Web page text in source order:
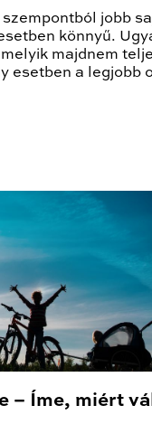
jobb
könnyű.
majdnem
esetben a legjobb
– Íme, miért